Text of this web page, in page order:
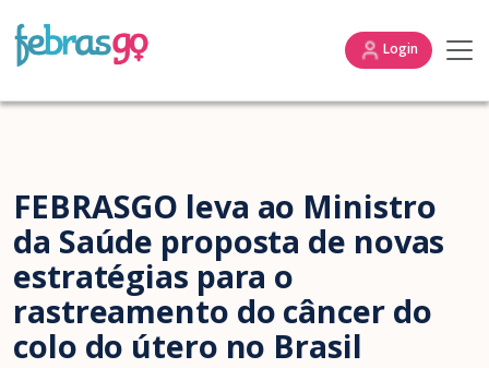
Login
FEBRASGO leva ao Ministro
da Saúde proposta de novas
estratégias para o
rastreamento do câncer do
colo do útero no Brasil